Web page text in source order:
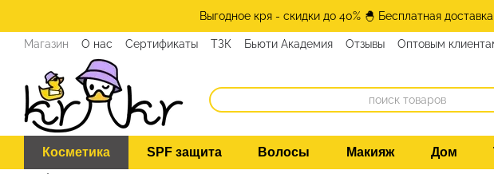
Выгодное кря - скидки до 40% 🐣 Бесплатная
Магазин О нас Сертификаты ТЗК Бьюти Академия Отзывы Оптовым
Программа лояльности
Косметика SPF защита Волосы Макияж Дом